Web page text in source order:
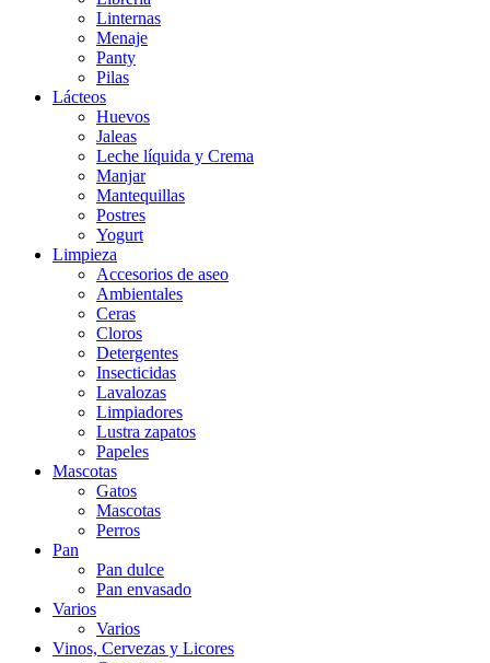
Linternas
Menaje
Panty
Pilas
Lácteos
Huevos
Jaleas
Leche líquida y Crema
Manjar
Mantequillas
Postres
Yogurt
Limpieza
Accesorios de aseo
Ambientales
Ceras
Cloros
Detergentes
Insecticidas
Lavalozas
Limpiadores
Lustra zapatos
Papeles
Mascotas
Gatos
Mascotas
Perros
Pan
Pan dulce
Pan envasado
Varios
Varios
Vinos, Cervezas y Licores